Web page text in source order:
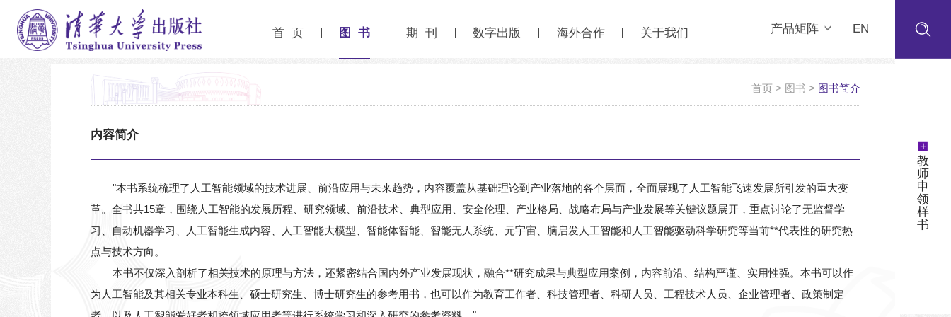
首 页 图 书 期 刊 数字出版 海外合作 关于我们 产品矩阵 EN
+
教
师
申
领
样
书
首页 > 图书 > 图书简介
内容简介
"本书系统梳理了人工智能领域的技术进展、前沿应用与未来趋势，内容覆盖从基础理论到产业落地的各个层面，全面展现了人工智能飞速发展所引发的重大变
革。全书共15章，围绕人工智能的发展历程、研究领域、前沿技术、典型应用、安全伦理、产业格局、战略布局与产业发展等关键议题展开，重点讨论了无监督学
习、自动机器学习、人工智能生成内容、人工智能大模型、智能体智能、智能无人系统、元宇宙、脑启发人工智能和人工智能驱动科学研究等当前**代表性的研究热
点与技术方向。
本书不仅深入剖析了相关技术的原理与方法，还紧密结合国内外产业发展现状，融合**研究成果与典型应用案例，内容前沿、结构严谨、实用性强。本书可以作
为人工智能及其相关专业本科生、硕士研究生、博士研究生的参考用书，也可以作为教育工作者、科技管理者、科研人员、工程技术人员、企业管理者、政策制定